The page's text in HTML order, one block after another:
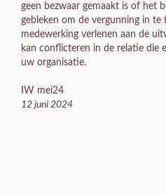
geen bezwaar gemaakt is of het
gebleken om de vergunning in
medewerking verlenen aan de
kan conflicteren in de relatie die
uw organisatie.
IW mei24
12 juni 2024